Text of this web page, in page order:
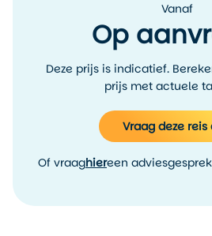
Vanaf
Op
Deze prijs is indicatief.
prijs met actuele
Vraag deze reis
Of vraaghiereen